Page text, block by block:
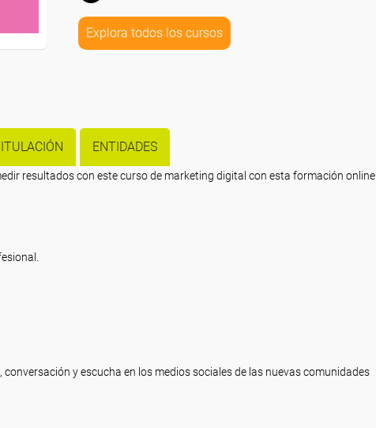
Explora todos los cursos
ENTIDADES
resultados con este curso de marketing digital con esta formación online
y escucha en los medios sociales de las nuevas comunidades